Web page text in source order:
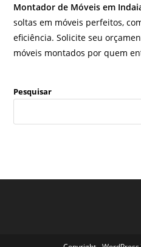
Montador de Móveis em
soltas em móveis perfeitos,
eficiência. Solicite seu
móveis montados por quem
Pesquisar